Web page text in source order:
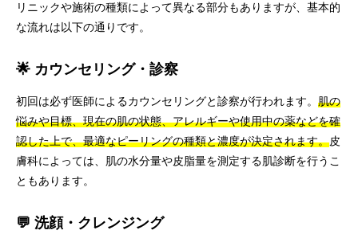
リニックや施術の種類によって異なる部分もありますが、基本的
な流れは以下の通りです。
🌟 カウンセリング・診察
初回は必ず医師によるカウンセリングと診察が行われます。 肌の
悩みや目標、現在の肌の状態、アレルギーや使用中の薬などを確
認した上で、最適なピーリングの種類と濃度が決定されます。皮
膚科によっては、肌の水分量や皮脂量を測定する肌診断を行うこ
ともあります。
💬 洗顔・クレンジング